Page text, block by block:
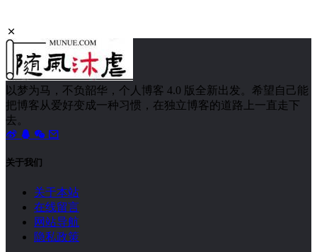
以梦为马，不负韶华，个人博客 4.0 版全新出发。希望自己能
把博客从爱好变成一种习惯，在独立博客的道路上一直走下
去。
关于我们
关于本站
在线留言
网站导航
隐私政策